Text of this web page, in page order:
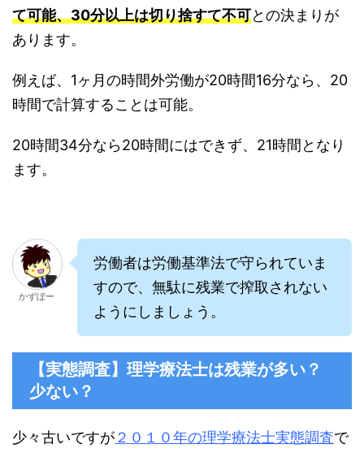
て可能、30分以上は切り捨すて不可との決まりが
あります。
例えば、 1ヶ月の時間外労働が20時間16分なら、 20
時間で計算することは可能。
20時間34分なら20時間にはできず、 21時間となり
ます。
かずぼー
労働者は労働基準法で守られていま
すので、無駄に残業で搾取されない
ようにしましょう。
【実態調査】理学療法士は残業が多い？
少ない？
少々古いですが２０１０年の理学療法士実態調査で